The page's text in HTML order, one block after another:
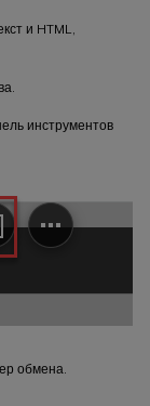
и HTML,
инструментов
обмена.